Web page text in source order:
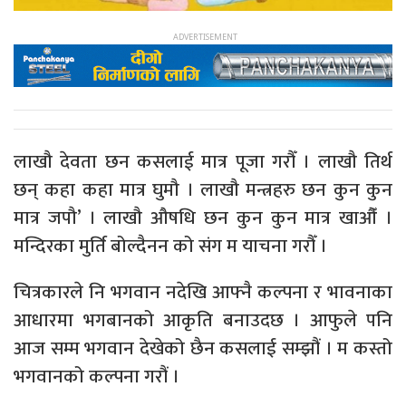
लाखौ देवता छन कसलाई मात्र पूजा गरौँ । लाखौ तिर्थ
छन् कहा कहा मात्र घुमौ । लाखौ मन्त्रहरु छन कुन कुन
मात्र जपौ’ । लाखौ औषधि छन कुन कुन मात्र खाऔँ ।
मन्दिरका मुर्ति बोल्दैनन को संग म याचना गरौँ ।
चित्रकारले नि भगवान नदेखि आफ्नै कल्पना र भावनाका
आधारमा भगबानको आकृति बनाउदछ । आफुले पनि
आज सम्म भगवान देखेको छैन कसलाई सम्झौं । म कस्तो
भगवानको कल्पना गरौं ।